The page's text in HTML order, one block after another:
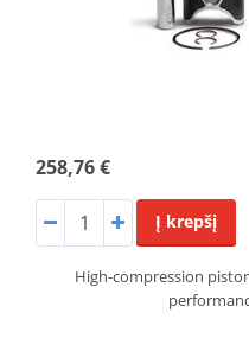
258,76 €
Į krepšį
High-compression